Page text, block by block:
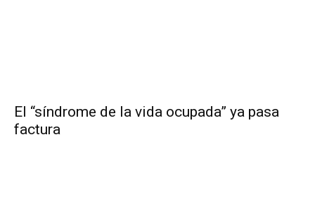
El “síndrome de la vida ocupada” ya pasa
factura